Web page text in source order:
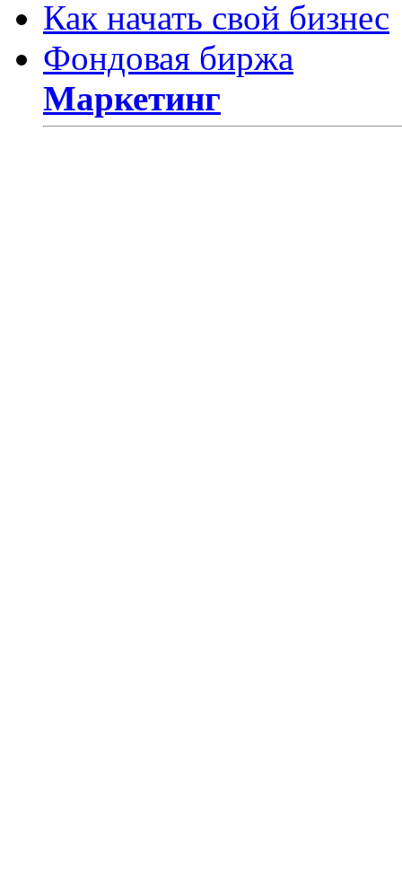
Как начать свой бизнес
Фондовая биржа
Маркетинг